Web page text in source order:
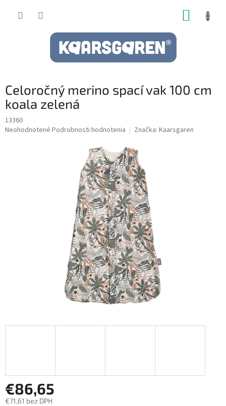
Celoročný merino spací vak 100 cm
koala zelená
13360
Priemerné
Neohodnotené Podrobnosti hodnotenia Značka: Kaarsgaren
€86,65
€71,61 bez DPH